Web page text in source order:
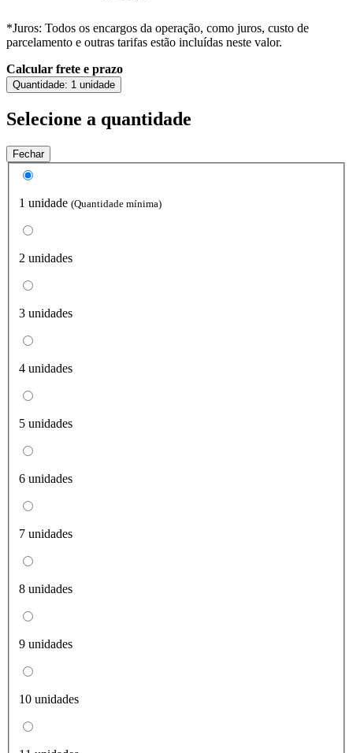
*Juros: Todos os encargos da operação, como juros, custo de
parcelamento e outras tarifas estão incluídas neste valor.
Calcular frete e prazo
Quantidade: 1 unidade
Selecione a quantidade
Fechar
1 unidade (Quantidade mínima)
2 unidades
3 unidades
4 unidades
5 unidades
6 unidades
7 unidades
8 unidades
9 unidades
10 unidades